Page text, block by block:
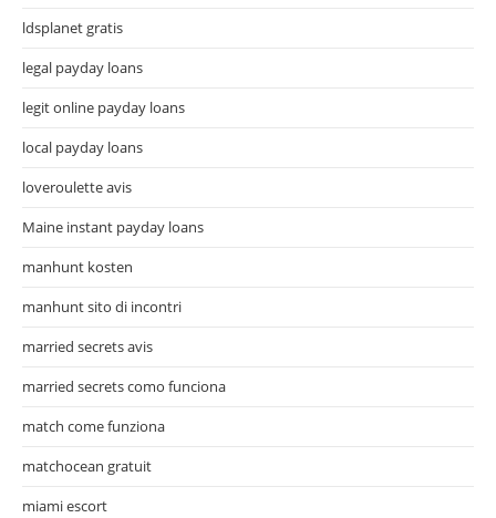
ldsplanet gratis
legal payday loans
legit online payday loans
local payday loans
loveroulette avis
Maine instant payday loans
manhunt kosten
manhunt sito di incontri
married secrets avis
married secrets como funciona
match come funziona
matchocean gratuit
miami escort